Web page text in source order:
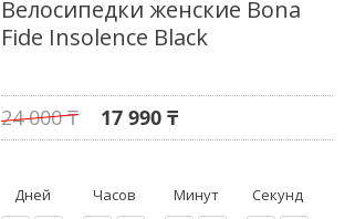
Велосипедки женские Bona
Fide Insolence Black
24 000 ₸ 17 990 ₸
Дней Часов Минут Секунд